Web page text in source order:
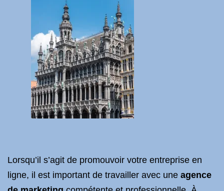
Lorsqu’il s’agit de promouvoir votre entreprise en
ligne, il est important de travailler avec une agence